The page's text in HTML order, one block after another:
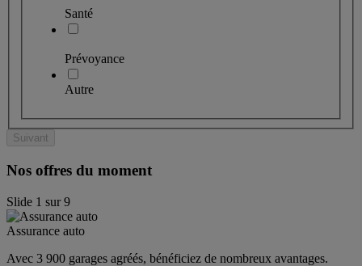
Santé
Prévoyance
Autre
Suivant
Nos offres du moment
Slide 1 sur9
Assurance auto
Avec 3 900 garages agréés, bénéficiez de nombreux avantages.